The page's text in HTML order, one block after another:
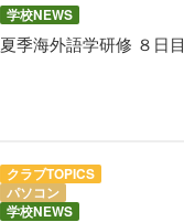
学校NEWS
夏季海外語学研修 ８日目
クラブTOPICS
パソコン
学校NEWS